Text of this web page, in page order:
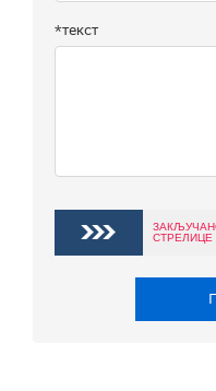
*текст
СТРЕЛИЦЕ